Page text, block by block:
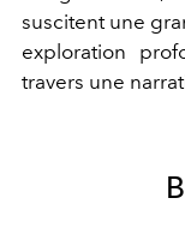
suscitent une
exploration
travers une